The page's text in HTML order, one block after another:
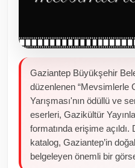
Gaziantep Büyükşehir
düzenlenen “Mevsimlerle
Yarışması'nın ödüllü ve
eserleri, Gazikültür
formatında erişime
katalog, Gaziantep’in
belgeleyen önemli bir